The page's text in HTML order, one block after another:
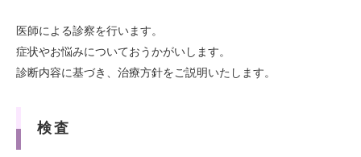
医師による診察を行います。
症状やお悩みについておうかがいします。
診断内容に基づき、治療方針をご説明いたします。
検査